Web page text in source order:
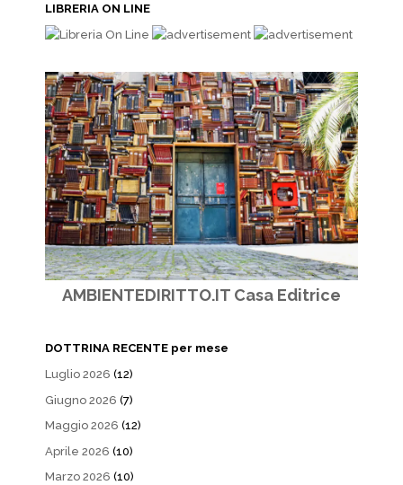
LIBRERIA ON LINE
AMBIENTEDIRITTO.IT Casa Editrice
DOTTRINA RECENTE per mese
Luglio 2026 (12)
Giugno 2026 (7)
Maggio 2026 (12)
Aprile 2026 (10)
Marzo 2026 (10)